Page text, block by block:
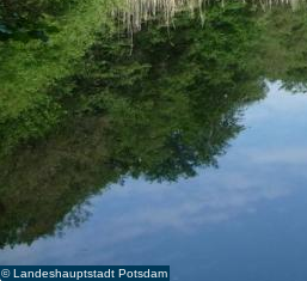
© Landeshauptstadt Potsdam
© Landeshauptstadt Potsdam
© Landeshauptstadt Potsdam